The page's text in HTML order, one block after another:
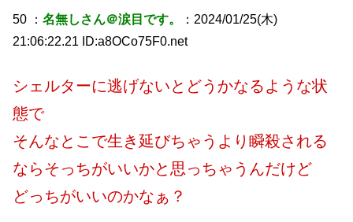
50 ：名無しさん＠涙目です。
：2024/01/25(木)
21:06:22.21 ID:a8OCo75F0.net
シェルターに逃げないとどうかなるような状
態で
そんなとこで生き延びちゃうより瞬殺される
ならそっちがいいかと思っちゃうんだけど
どっちがいいのかなぁ？